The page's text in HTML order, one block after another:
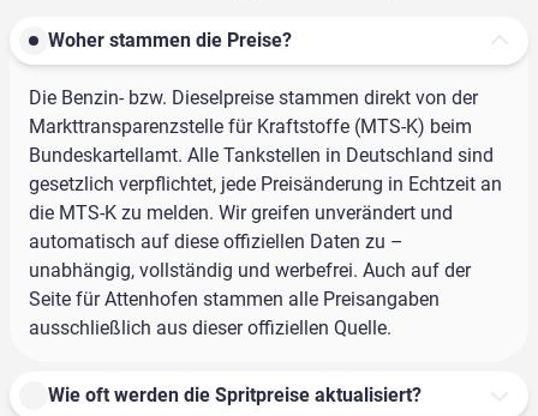
Woher stammen die Preise?
Die Benzin- bzw. Dieselpreise stammen direkt von der
Markttransparenzstelle für Kraftstoffe (MTS-K) beim
Bundeskartellamt. Alle Tankstellen in Deutschland sind
gesetzlich verpflichtet, jede Preisänderung in Echtzeit an
die MTS-K zu melden. Wir greifen unverändert und
automatisch auf diese offiziellen Daten zu –
unabhängig, vollständig und werbefrei. Auch auf der
Seite für Attenhofen stammen alle Preisangaben
ausschließlich aus dieser offiziellen Quelle.
Wie oft werden die Spritpreise aktualisiert?